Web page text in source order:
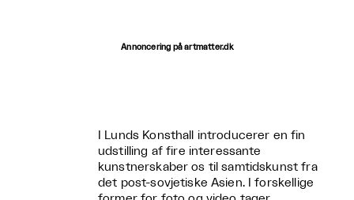
Annoncering på artmatter.dk
I Lunds Konsthall introducerer en fin
udstilling af fire interessante
kunstnerskaber os til samtidskunst fra
det post-sovjetiske Asien. I forskellige